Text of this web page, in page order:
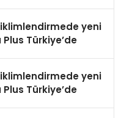
iklimlendirmede yeni
Türkiye’de
iklimlendirmede yeni
Türkiye’de